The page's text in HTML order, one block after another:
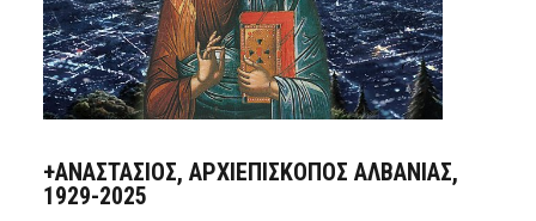
+ΑΝΑΣΤΆΣΙΟΣ, ΑΡΧΙΕΠΊΣΚΟΠΟΣ ΑΛΒΑΝΊΑΣ,
1929-2025